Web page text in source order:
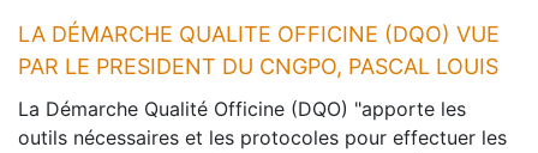
LA DÉMARCHE QUALITE OFFICINE (DQO) VUE
PAR LE PRESIDENT DU CNGPO, PASCAL LOUIS
La Démarche Qualité Officine (DQO) "apporte les
outils nécessaires et les protocoles pour effectuer les